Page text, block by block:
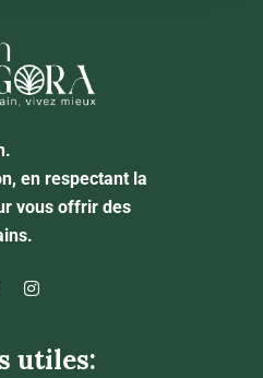
en respectant la
vous offrir des
utiles: